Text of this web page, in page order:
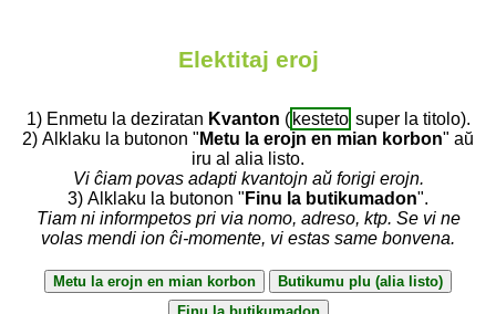
Elektitaj eroj
1) Enmetu la deziratan Kvanton ( kesteto super la titolo).
2) Alklaku la butonon " Metu la erojn en mian korbon" aŭ
iru al alia listo.
Vi ĉiam povas adapti kvantojn aŭ forigi erojn.
3) Alklaku la butonon " Finu la butikumadon".
Tiam ni informpetos pri via nomo, adreso, ktp. Se vi ne
volas mendi ion ĉi-momente, vi estas same bonvena.